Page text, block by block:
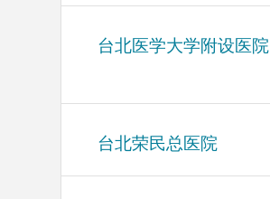
台北医学大学附设医院
台北荣民总医院